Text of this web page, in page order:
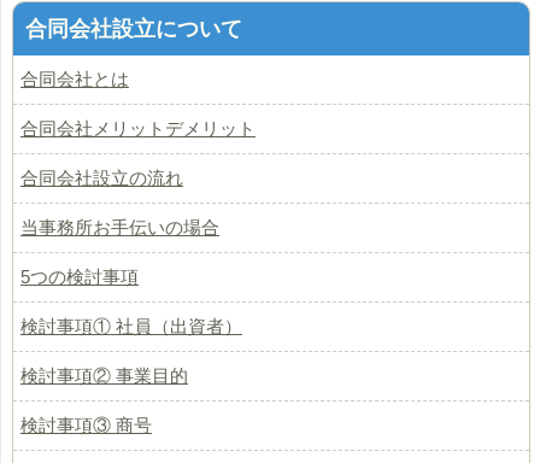
合同会社設立について
合同会社とは
合同会社メリットデメリット
合同会社設立の流れ
当事務所お手伝いの場合
5つの検討事項
検討事項① 社員（出資者）
検討事項② 事業目的
検討事項③ 商号